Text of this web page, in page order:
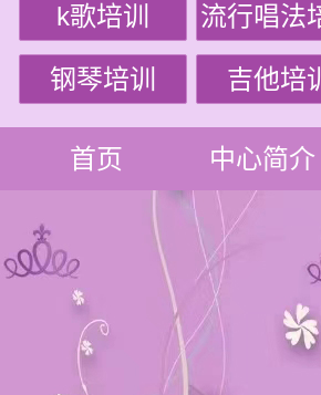
k歌培训 流行唱法
钢琴培训 吉他培训
首页 中心简介